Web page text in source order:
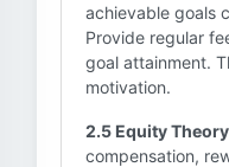
achievable goals
Provide regular
goal attainment.
motivation.
2.5 Equity
compensation,